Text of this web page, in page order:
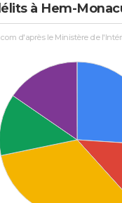
à Hem-
d'après le Ministère de